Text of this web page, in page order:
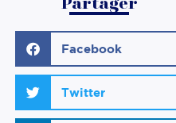
Partager
Facebook
Twitter